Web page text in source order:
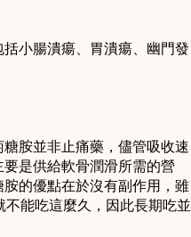
小腸潰瘍、胃潰瘍、幽門發
胺並非止痛藥，儘管吸收速
是供給軟骨潤滑所需的營
的優點在於沒有副作用，雖
能吃這麼久，因此長期吃並